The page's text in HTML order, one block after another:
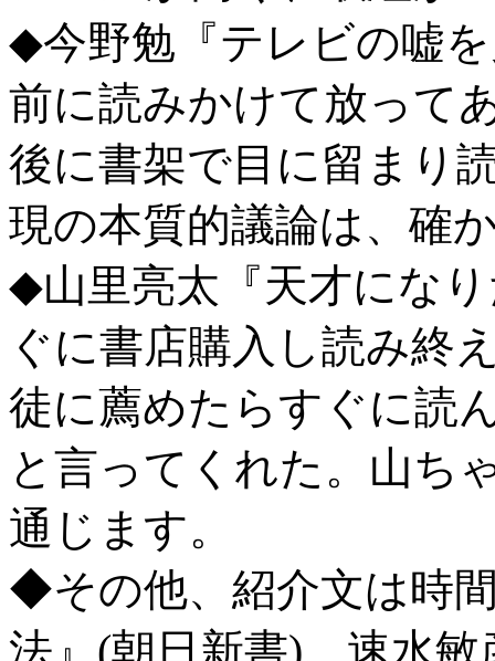
◆今野勉『テレビの嘘
前に読みかけて放って
後に書架で目に留まり
現の本質的議論は、確
◆山里亮太『天才にな
ぐに書店購入し読み終
徒に薦めたらすぐに読
と言ってくれた。山ち
通じます。
◆その他、紹介文は時
法』(朝日新書)、速水